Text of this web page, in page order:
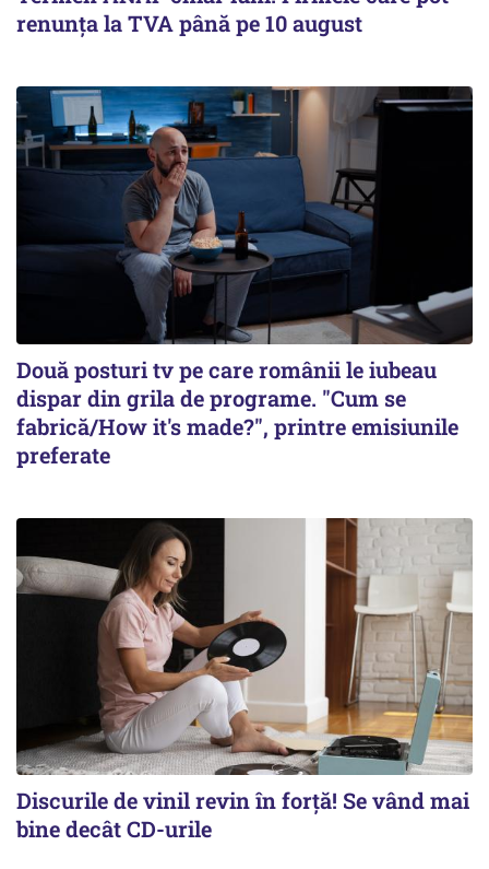
renunța la TVA până pe 10 august
Două posturi tv pe care românii le iubeau
dispar din grila de programe. "Cum se
fabrică/How it's made?", printre emisiunile
preferate
Discurile de vinil revin în forţă! Se vând mai
bine decât CD-urile